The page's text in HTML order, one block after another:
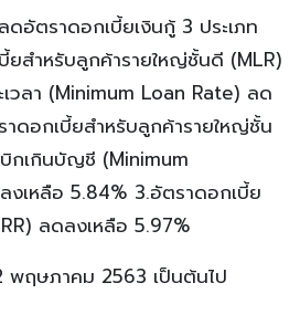
อัตราดอกเบี้ยเงินกู้ 3 ประเภท
ยสำหรับลูกค้ารายใหญ่ชั้นดี (MLR)
เวลา (Minimum Loan Rate) ลด
ดอกเบี้ยสำหรับลูกค้ารายใหญ่ชั้น
บิกเกินบัญชี (Minimum
เหลือ 5.84% 3.อัตราดอกเบี้ย
ลดลงเหลือ 5.97%
ฤษภาคม 2563 เป็นต้นไป